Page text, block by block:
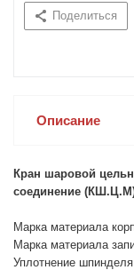
Поделиться
Описание
Кран шаровой
соединение
Марка материала
Марка материала
Уплотнение